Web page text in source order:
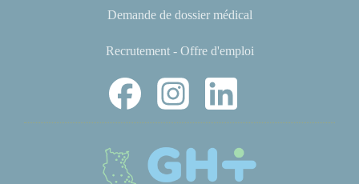
Demande de dossier médical
Recrutement - Offre d'emploi